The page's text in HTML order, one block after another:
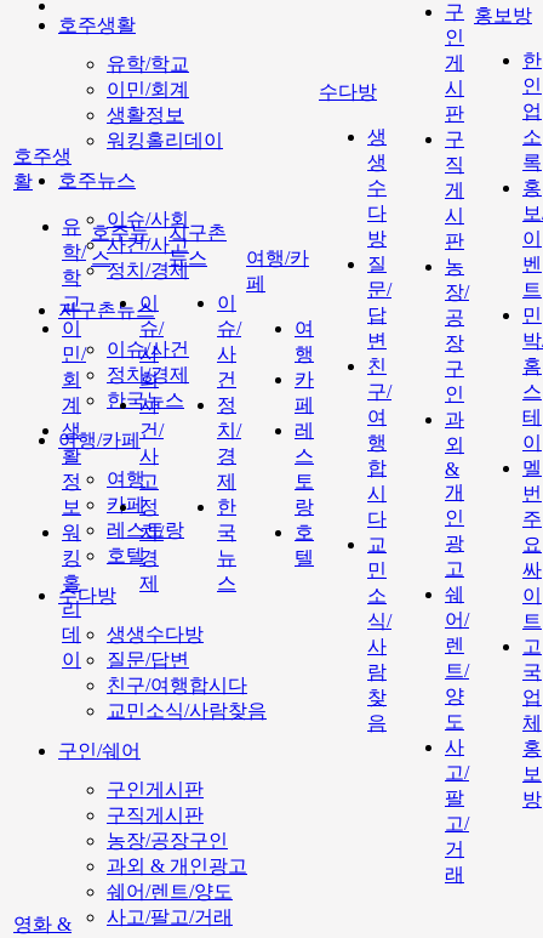
호주생활
유학/학교
이민/회계
생활정보
워킹홀리데이
호주뉴스
이슈/사회
사건/사고
정치/경제
지구촌뉴스
이슈/사건
정치/경제
한국뉴스
여행/카페
여행
카페
레스토랑
호텔
수다방
생생수다방
질문/답변
친구/여행합시다
교민소식/사람찾음
구인/쉐어
구인게시판
구직게시판
농장/공장구인
과외 & 개인광고
쉐어/렌트/양도
사고/팔고/거래
호주생
활
유
학/
학
교
이
민/
회
계
생
활
정
보
워
킹
홀
리
데
이
호주뉴
스
이
슈/
사
회
사
건/
사
고
정
치/
경
제
지구촌
뉴스
이
슈/
사
건
정
치/
경
제
한
국
뉴
스
여행/카
페
여
행
카
페
레
스
토
랑
호
텔
수다방
생
생
수
다
방
질
문/
답
변
친
구/
여
행
합
시
다
교
민
소
식/
사
람
찾
음
구
인
게
시
판
구
직
게
시
판
농
장/
공
장
구
인
과
외
&
개
인
광
고
쉐
어/
렌
트/
양
도
사
고/
팔
고/
거
래
홍보방
한
인
업
소
록
홍
이
벤
트
민
홈
스
테
이
멜
번
주
요
싸
이
트
고
국
업
체
홍
보
방
영화 &